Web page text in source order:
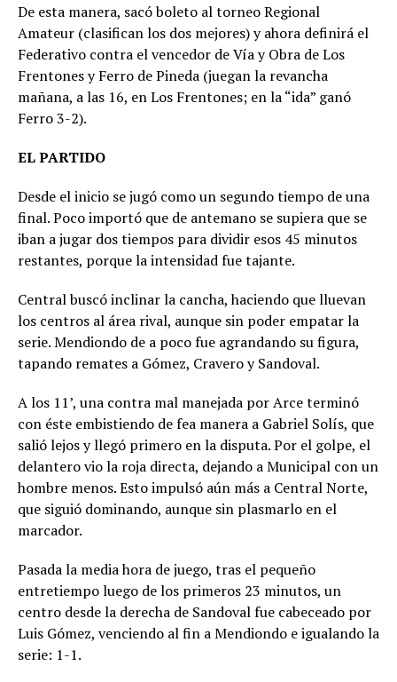
De esta manera, sacó boleto al torneo Regional
Amateur (clasifican los dos mejores) y ahora definirá el
Federativo contra el vencedor de Vía y Obra de Los
Frentones y Ferro de Pineda (juegan la revancha
mañana, a las 16, en Los Frentones; en la “ida” ganó
Ferro 3-2).
EL PARTIDO
Desde el inicio se jugó como un segundo tiempo de una
final. Poco importó que de antemano se supiera que se
iban a jugar dos tiempos para dividir esos 45 minutos
restantes, porque la intensidad fue tajante.
Central buscó inclinar la cancha, haciendo que lluevan
los centros al área rival, aunque sin poder empatar la
serie. Mendiondo de a poco fue agrandando su figura,
tapando remates a Gómez, Cravero y Sandoval.
A los 11’, una contra mal manejada por Arce terminó
con éste embistiendo de fea manera a Gabriel Solís, que
salió lejos y llegó primero en la disputa. Por el golpe, el
delantero vio la roja directa, dejando a Municipal con un
hombre menos. Esto impulsó aún más a Central Norte,
que siguió dominando, aunque sin plasmarlo en el
marcador.
Pasada la media hora de juego, tras el pequeño
entretiempo luego de los primeros 23 minutos, un
centro desde la derecha de Sandoval fue cabeceado por
Luis Gómez, venciendo al fin a Mendiondo e igualando la
serie: 1-1.